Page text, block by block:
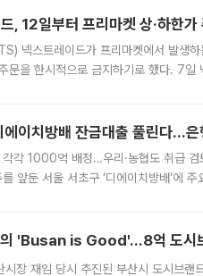
, 12일부터 프리마켓 상·하한가
넥스트레이드가 프리마켓에서 발생
문을 한시적으로 금지하기로 했다. 7
에이치방배 잔금대출 풀린다…
각각 1000억 배정…우리·농협도 취급
앞둔 서울 서초구 ‘디에이치방배’에
'Busan is Good'…8억 도시
시장 재임 당시 추진된 부산시 도시브